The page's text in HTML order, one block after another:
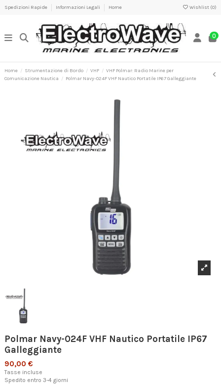
Spedizioni Rapide Informazioni Legali Home Wishlist (0)
0
Home Strumentazione di Bordo VHF
VHF Polmar: Radio Marine per
Comunicazione Nautica
Polmar Navy-024F VHF Nautico Portatile IP67 Galleggiante
Polmar Navy-024F VHF Nautico Portatile IP67
Galleggiante
90,00 €
Tasse incluse
Spedito entro 3-4 giorni